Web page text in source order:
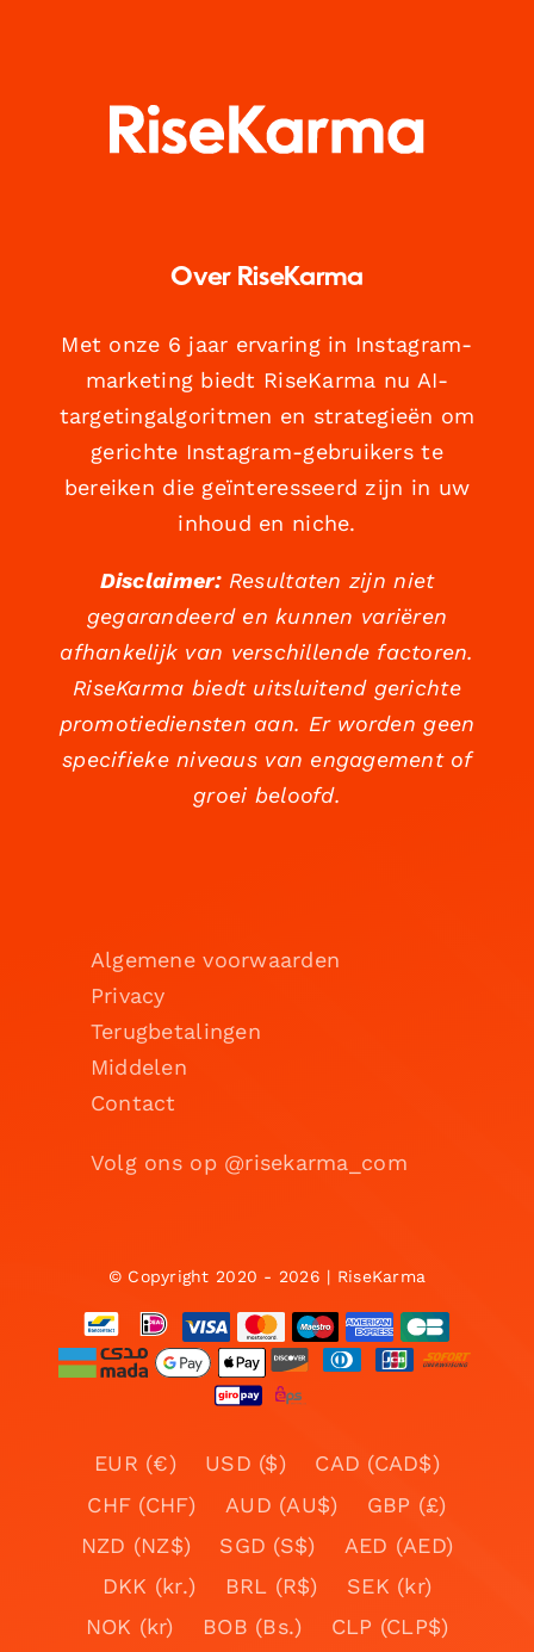
Over RiseKarma
Met onze 6 jaar ervaring in Instagram-
marketing biedt RiseKarma nu AI-
targetingalgoritmen en strategieën om
gerichte Instagram-gebruikers te
bereiken die geïnteresseerd zijn in uw
inhoud en niche.
Disclaimer:Resultaten zijn niet
gegarandeerd en kunnen variëren
afhankelijk van verschillende factoren.
RiseKarma biedt uitsluitend gerichte
promotiediensten aan. Er worden geen
specifieke niveaus van engagement of
groei beloofd.
Algemene voorwaarden
Privacy
Terugbetalingen
Middelen
Contact
Volg ons op @risekarma_com
© Copyright 2020 - 2026 | RiseKarma
EUR (€) USD ($)
CAD (CAD$)
CHF (CHF)
AUD (AU$)
GBP (£)
NZD (NZ$)
SGD (S$)
AED (AED)
DKK (kr.)
BRL (R$)
SEK (kr)
NOK (kr)
BOB (Bs.)
CLP (CLP$)